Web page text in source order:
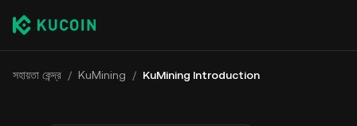
সহায়তা কেন্দ্র / KuMining / KuMining Introduction